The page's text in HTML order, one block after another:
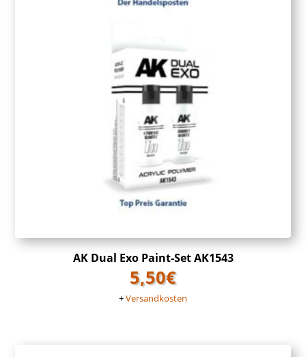
AK Dual Exo Paint-Set AK1543
5,50€
+Versandkosten